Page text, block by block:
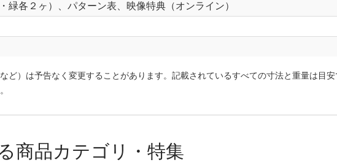
緑各２ヶ）、パターン表、映像特典（オンライン）
ど）は予告なく変更することがあります。記載されているすべての寸法と重量は目安
商品カテゴリ・特集